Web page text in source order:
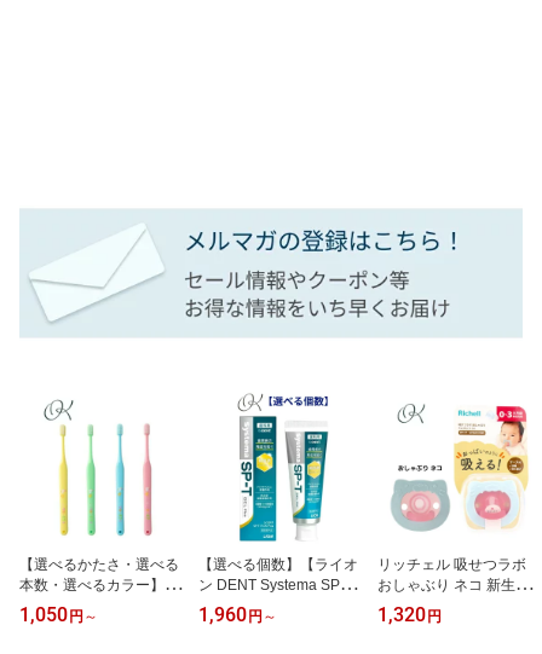
【選べるかたさ・選べる
本数・選べるカラー】オ
ーラルケア マミー17 か
たさ S/M カラー イエロ
1,050円 ～
【選べる個数】【ライオ
ン DENT Systema SP-T
ジェル Plus 85g 1450pp
m 歯科専売 歯磨き粉 虫
1,960円 ～
リッチェル 吸せつラボ
おしゃぶり ネコ 新生児
用 ケース付 ベビー 赤ち
ゃん 寝かしつけ ぐずり
1,320円